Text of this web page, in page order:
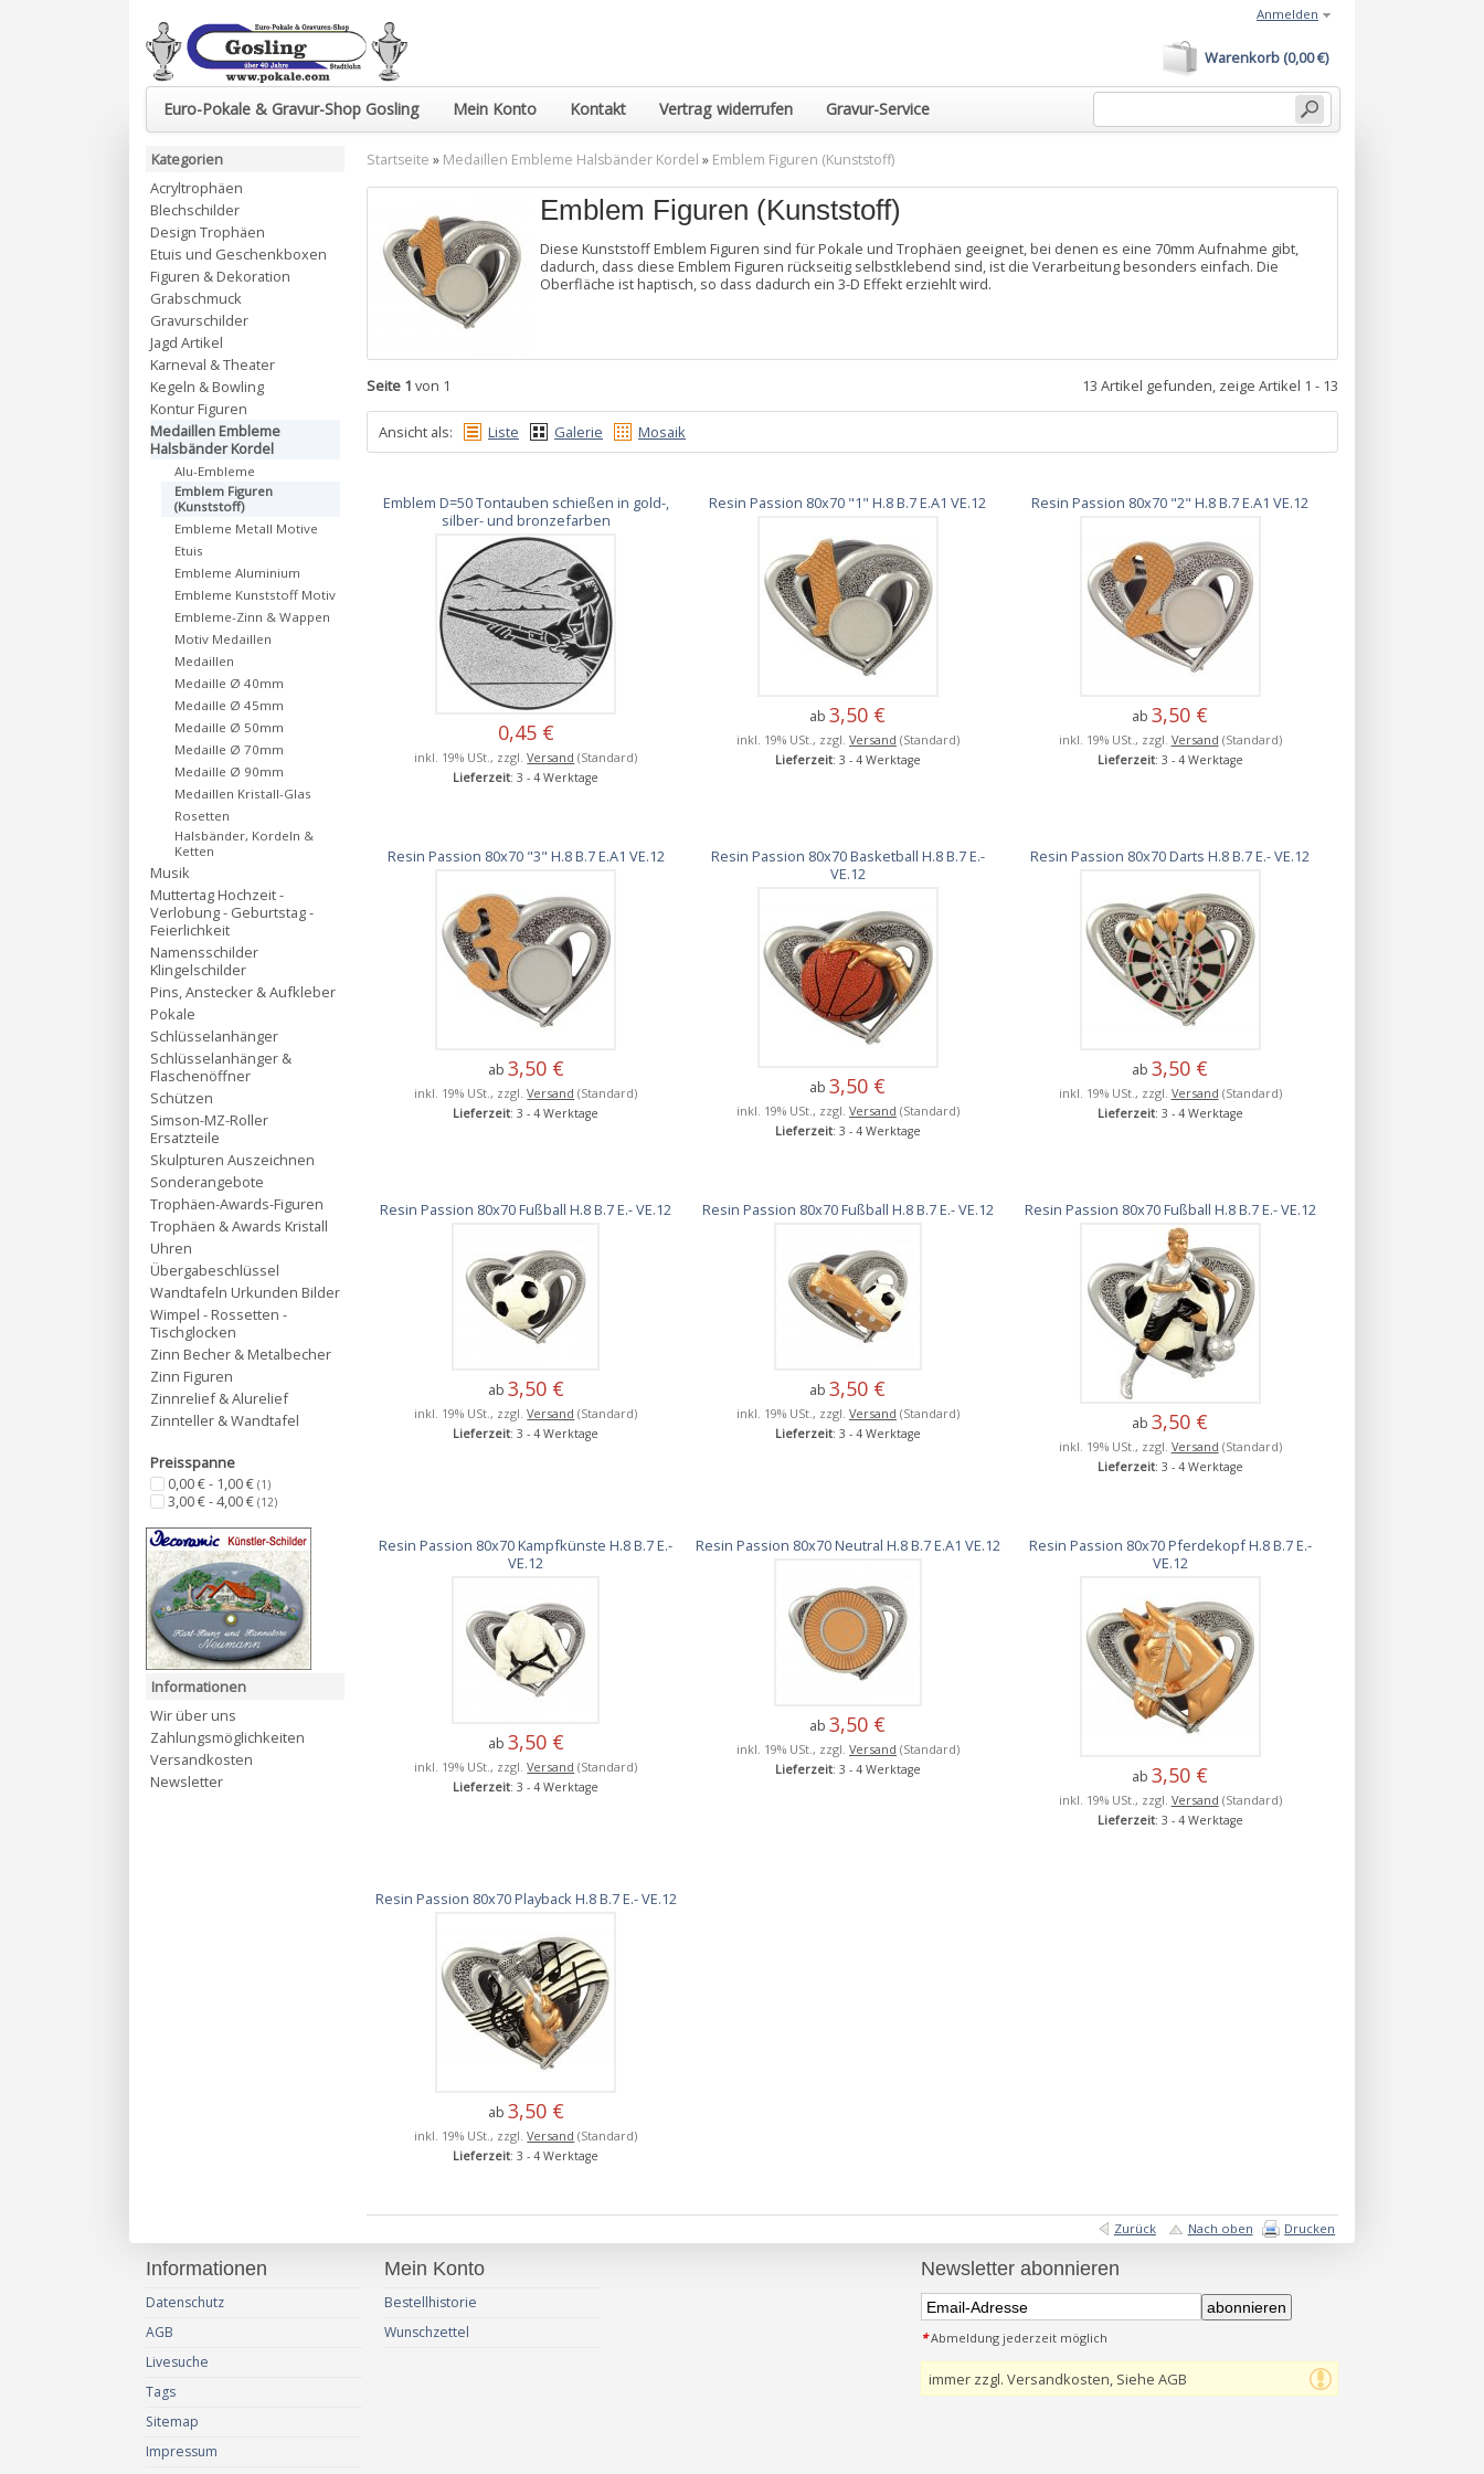
Euro-Pokale & Gravur-Shop Gosling Mein Konto Kontakt Vertrag widerrufen Gravur-Service
Warenkorb (0,00 €)
Anmelden
Startseite » Medaillen Embleme Halsbänder Kordel » Emblem Figuren (Kunststoff)
Emblem Figuren (Kunststoff)
Diese Kunststoff Emblem Figuren sind für Pokale und Trophäen geeignet, bei denen es eine 70mm Aufnahme gibt,
dadurch, dass diese Emblem Figuren rückseitig selbstklebend sind, ist die Verarbeitung besonders einfach. Die
Oberfläche ist haptisch, so dass dadurch ein 3-D Effekt erziehlt wird.
Seite 1 von 1 13 Artikel gefunden, zeige Artikel 1 - 13
Ansicht als: Liste Galerie Mosaik
Emblem D=50 Tontauben schießen in gold-,
silber- und bronzefarben
0,45 €
inkl. 19% USt., zzgl.Versand (Standard)
Lieferzeit: 3 - 4 Werktage
Resin Passion 80x70 "1" H.8 B.7 E.A1 VE.12
ab3,50 €
inkl. 19% USt., zzgl. Versand (Standard)
Lieferzeit: 3 - 4 Werktage
Resin Passion 80x70 "2" H.8 B.7 E.A1 VE.12
ab3,50 €
inkl. 19% USt., zzgl. Versand (Standard)
Lieferzeit: 3 - 4 Werktage
Resin Passion 80x70 "3" H.8 B.7 E.A1 VE.12
ab 3,50 €
inkl. 19% USt., zzgl.Versand (Standard)
Lieferzeit: 3 - 4 Werktage
Resin Passion 80x70 Basketball H.8 B.7 E.-
VE.12
ab3,50 €
inkl. 19% USt., zzgl. Versand (Standard)
Lieferzeit: 3 - 4 Werktage
Resin Passion 80x70 Darts H.8 B.7 E.- VE.12
ab3,50 €
inkl. 19% USt., zzgl. Versand (Standard)
Lieferzeit: 3 - 4 Werktage
Resin Passion 80x70 Fußball H.8 B.7 E.- VE.12
ab 3,50 €
inkl. 19% USt., zzgl.Versand (Standard)
Lieferzeit: 3 - 4 Werktage
Resin Passion 80x70 Fußball H.8 B.7 E.- VE.12
ab3,50 €
inkl. 19% USt., zzgl. Versand (Standard)
Lieferzeit: 3 - 4 Werktage
Resin Passion 80x70 Fußball H.8 B.7 E.- VE.12
ab3,50 €
inkl. 19% USt., zzgl. Versand (Standard)
Lieferzeit: 3 - 4 Werktage
Resin Passion 80x70 Kampfkünste H.8 B.7 E.-
VE.12
ab 3,50 €
inkl. 19% USt., zzgl.Versand (Standard)
Lieferzeit: 3 - 4 Werktage
Resin Passion 80x70 Neutral H.8 B.7 E.A1 VE.12
ab3,50 €
inkl. 19% USt., zzgl. Versand (Standard)
Lieferzeit: 3 - 4 Werktage
Resin Passion 80x70 Pferdekopf H.8 B.7 E.-
VE.12
ab3,50 €
inkl. 19% USt., zzgl. Versand (Standard)
Lieferzeit: 3 - 4 Werktage
Resin Passion 80x70 Playback H.8 B.7 E.- VE.12
ab 3,50 €
inkl. 19% USt., zzgl.Versand (Standard)
Lieferzeit: 3 - 4 Werktage
Zurück Nach oben Drucken
Kategorien
Acryltrophäen
Blechschilder
Design Trophäen
Etuis und Geschenkboxen
Figuren & Dekoration
Grabschmuck
Gravurschilder
Jagd Artikel
Karneval & Theater
Kegeln & Bowling
Kontur Figuren
Medaillen Embleme
Halsbänder Kordel
Alu-Embleme
Emblem Figuren
(Kunststoff)
Embleme Metall Motive
Etuis
Embleme Aluminium
Embleme Kunststoff Motiv
Embleme-Zinn & Wappen
Motiv Medaillen
Medaillen
Medaille Ø 40mm
Medaille Ø 45mm
Medaille Ø 50mm
Medaille Ø 70mm
Medaille Ø 90mm
Medaillen Kristall-Glas
Rosetten
Halsbänder, Kordeln &
Ketten
Musik
Muttertag Hochzeit -
Verlobung - Geburtstag -
Feierlichkeit
Namensschilder
Klingelschilder
Pins, Anstecker & Aufkleber
Pokale
Schlüsselanhänger
Schlüsselanhänger &
Flaschenöffner
Schützen
Simson-MZ-Roller
Ersatzteile
Skulpturen Auszeichnen
Sonderangebote
Trophäen-Awards-Figuren
Trophäen & Awards Kristall
Uhren
Übergabeschlüssel
Wandtafeln Urkunden Bilder
Wimpel - Rossetten -
Tischglocken
Zinn Becher & Metalbecher
Zinn Figuren
Zinnrelief & Alurelief
Zinnteller & Wandtafel
Preisspanne
0,00 € - 1,00 € (1)
3,00 € - 4,00 € (12)
Informationen
Wir über uns
Zahlungsmöglichkeiten
Versandkosten
Newsletter
Informationen
Datenschutz
AGB
Livesuche
Tags
Sitemap
Impressum
Mein Konto
Bestellhistorie
Wunschzettel
Newsletter abonnieren
abonnieren
*Abmeldung jederzeit möglich
immer zzgl. Versandkosten, Siehe AGB